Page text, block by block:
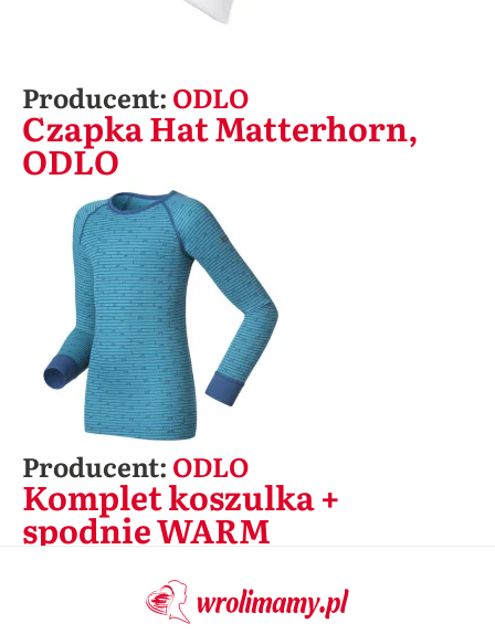
Producent: ODLO
Czapka Hat Matterhorn,
ODLO
Producent: ODLO
Komplet koszulka +
spodnie WARM